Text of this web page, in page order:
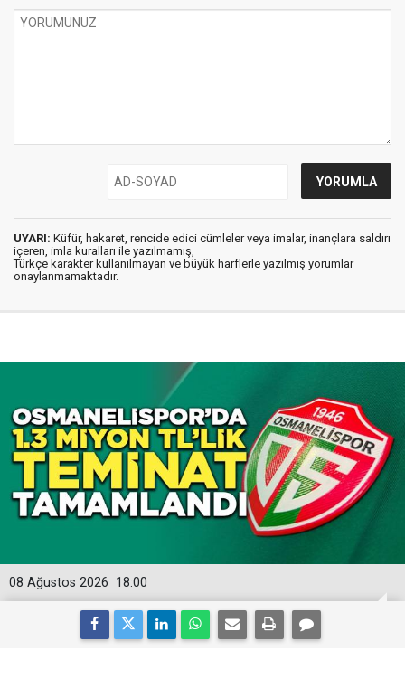
UYARI: Küfür, hakaret, rencide edici cümleler veya imalar, inançlara saldırı
içeren, imla kuralları ile yazılmamış,
Türkçe karakter kullanılmayan ve büyük harflerle yazılmış yorumlar
onaylanmamaktadır.
18:00
08 Ağustos 2026